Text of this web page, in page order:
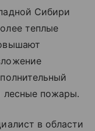
Сибири
теплые
лесные пожары.
в области